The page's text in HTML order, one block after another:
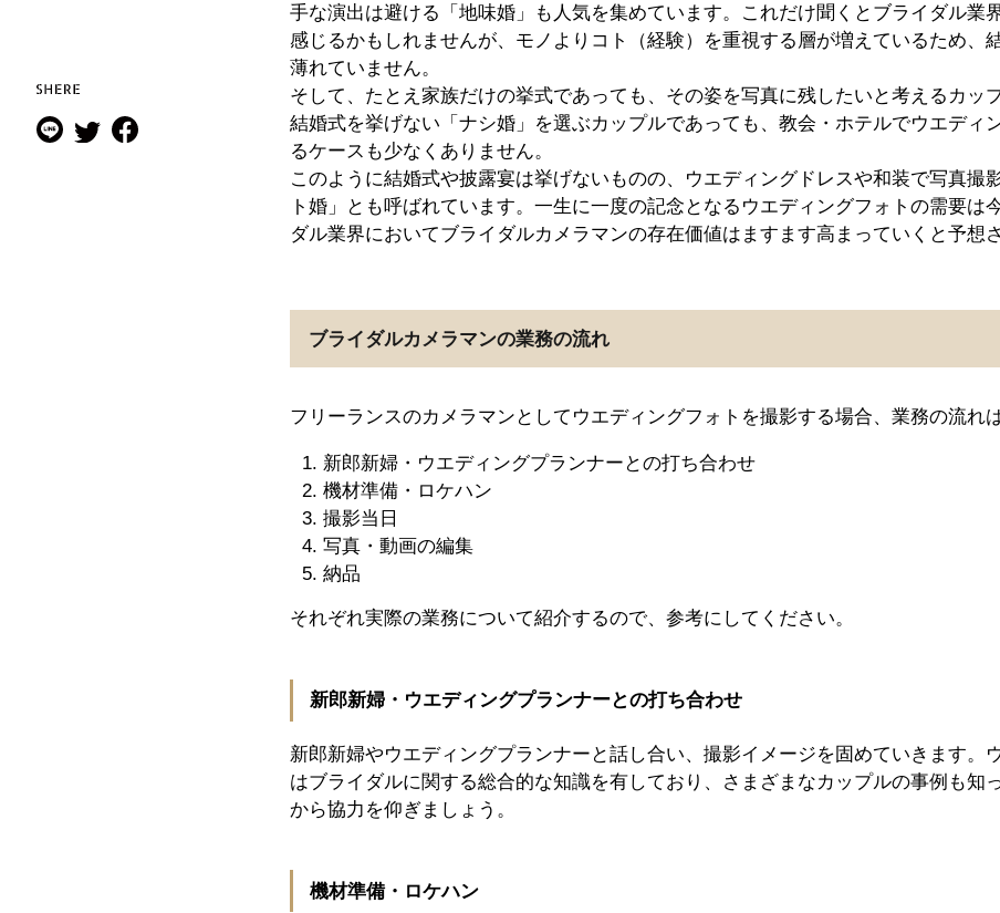
手な演出は避ける「地味婚」も人気を集めています。これだけ聞くとブライダル業
感じるかもしれませんが、モノよりコト（経験）を重視する層が増えているため、
薄れていません。
そして、たとえ家族だけの挙式であっても、その姿を写真に残したいと考えるカッ
結婚式を挙げない「ナシ婚」を選ぶカップルであっても、教会・ホテルでウエディ
るケースも少なくありません。
このように結婚式や披露宴は挙げないものの、ウエディングドレスや和装で写真撮
ト婚」とも呼ばれています。一生に一度の記念となるウエディングフォトの需要は
ダル業界においてブライダルカメラマンの存在価値はますます高まっていくと予想
ブライダルカメラマンの業務の流れ
フリーランスのカメラマンとしてウエディングフォトを撮影する場合、業務の流れ
新郎新婦・ウエディングプランナーとの打ち合わせ
機材準備・ロケハン
撮影当日
写真・動画の編集
納品
それぞれ実際の業務について紹介するので、参考にしてください。
新郎新婦・ウエディングプランナーとの打ち合わせ
新郎新婦やウエディングプランナーと話し合い、撮影イメージを固めていきます。
はブライダルに関する総合的な知識を有しており、さまざまなカップルの事例も知
から協力を仰ぎましょう。
機材準備・ロケハン